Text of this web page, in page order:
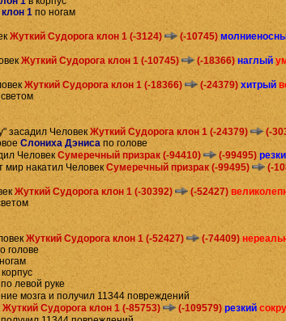
клон 1 по ногам
Жуткий Судорога клон 1 (-3124) (-10745)
Жуткий Судорога клон 1 (-10745) (-18366) наглый
Жуткий Судорога клон 1 (-18366) (-24379) хитрый
засадил ЧеловекЖуткий Судорога клон 1 (-24379) (-
Слониха Дэниса по голове
Человек Сумеречный призрак (-94410) (-99495)
мир накатил ЧеловекСумеречный призрак (-99495) (-
Жуткий Судорога клон 1 (-30392) (-52427)
Жуткий Судорога клон 1 (-52427) (-74409)
голове
корпус
по левой руке
мозга и получил 11344 повреждений
Жуткий Судорога клон 1 (-85753) (-109579) резкий